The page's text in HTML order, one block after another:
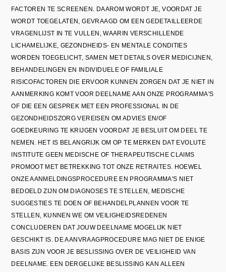
FACTOREN TE SCREENEN. DAAROM WORDT JE, VOORDAT JE
WORDT TOEGELATEN, GEVRAAGD OM EEN GEDETAILLEERDE
VRAGENLIJST IN TE VULLEN, WAARIN VERSCHILLENDE
LICHAMELIJKE, GEZONDHEIDS- EN MENTALE CONDITIES
WORDEN TOEGELICHT, SAMEN MET DETAILS OVER MEDICIJNEN,
BEHANDELINGEN EN INDIVIDUELE OF FAMILIALE
RISICOFACTOREN DIE ERVOOR KUNNEN ZORGEN DAT JE NIET IN
AANMERKING KOMT VOOR DEELNAME AAN ONZE PROGRAMMA'S
OF DIE EEN GESPREK MET EEN PROFESSIONAL IN DE
GEZONDHEIDSZORG VEREISEN OM ADVIES EN/OF
GOEDKEURING TE KRIJGEN VOORDAT JE BESLUIT OM DEEL TE
NEMEN. HET IS BELANGRIJK OM OP TE MERKEN DAT EVOLUTE
INSTITUTE GEEN MEDISCHE OF THERAPEUTISCHE CLAIMS
PROMOOT MET BETREKKING TOT ONZE RETRAITES. HOEWEL
ONZE AANMELDINGSPROCEDURE EN PROGRAMMA'S NIET
BEDOELD ZIJN OM DIAGNOSES TE STELLEN, MEDISCHE
SUGGESTIES TE DOEN OF BEHANDELPLANNEN VOOR TE
STELLEN, KUNNEN WE OM VEILIGHEIDSREDENEN
CONCLUDEREN DAT JOUW DEELNAME MOGELIJK NIET
GESCHIKT IS. DE AANVRAAGPROCEDURE MAG NIET DE ENIGE
BASIS ZIJN VOOR JE BESLISSING OVER DE VEILIGHEID VAN
DEELNAME. EEN DERGELIJKE BESLISSING KAN ALLEEN